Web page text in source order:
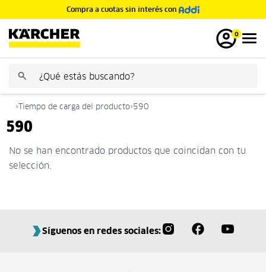
Compra a cuotas sin interés con
GRATIS
0
›Tiempo de carga del producto›590
590
No se han encontrado productos que coincidan con tu
selección.
Síguenos en redes sociales: